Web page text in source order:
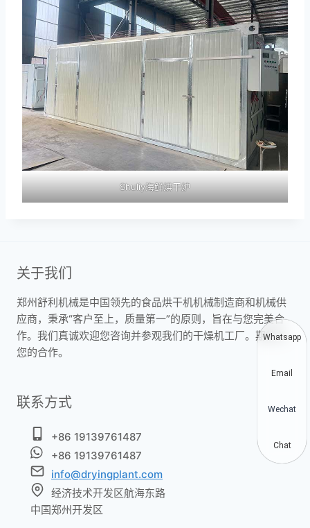
Shuliy海鲜烘干炉
关于我们
郑州舒利机械是中国领先的食品烘干机机械制造商和机械供
应商，秉承“客户至上，质量第一”的原则，旨在与您完美合
作。我们真诚欢迎您咨询并参观我们的干燥机工厂。期待与
您的合作。
联系方式
+86 19139761487
+86 19139761487
info@dryingplant.com
经济技术开发区航海东路
中国郑州开发区
Whatsapp
Email
Wechat
Chat